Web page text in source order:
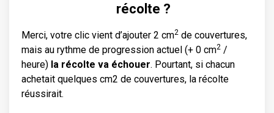
récolte ?
Merci, votre clic vient d’ajouter 2 cm2 de couvertures,
mais au rythme de progression actuel (+ 0 cm2 /
heure) la récolte va échouer. Pourtant, si chacun
achetait quelques cm2 de couvertures, la récolte
réussirait.